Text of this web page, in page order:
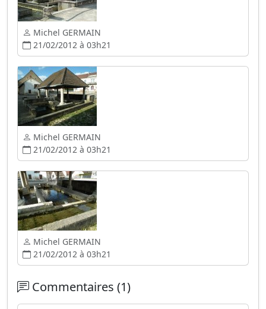
Michel GERMAIN
21/02/2012 à 03h21
Michel GERMAIN
21/02/2012 à 03h21
Michel GERMAIN
21/02/2012 à 03h21
Commentaires (1)